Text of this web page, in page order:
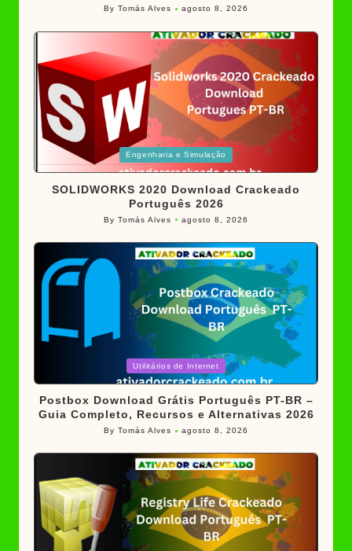
Posted
ByTomás Alves agosto 8, 2026
Posted
in
Engenharia e Simulação
SOLIDWORKS 2020 Download Crackeado
Português 2026
Posted
ByTomás Alves agosto 8, 2026
in
Utilitários de Internet
Postbox Download Grátis Português PT-BR –
Guia Completo, Recursos e Alternativas 2026
Posted
ByTomás Alves agosto 8, 2026